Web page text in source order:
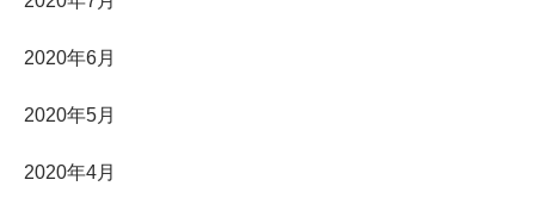
2020年6月
2020年5月
2020年4月